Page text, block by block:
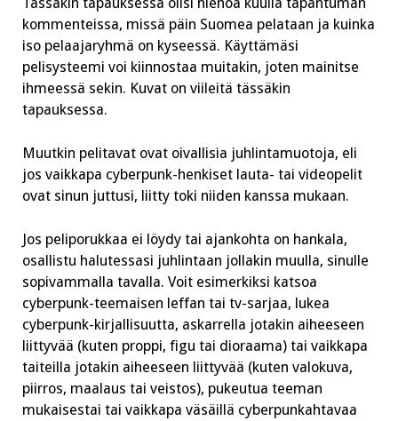
kommenteissa, missä päin Suomea pelataan ja kuinka
iso pelaajaryhmä on kyseessä. Käyttämäsi
pelisysteemi voi kiinnostaa muitakin, joten mainitse
ihmeessä sekin. Kuvat on viileitä tässäkin
tapauksessa.
Muutkin pelitavat ovat oivallisia juhlintamuotoja, eli
jos vaikkapa cyberpunk-henkiset lauta- tai videopelit
ovat sinun juttusi, liitty toki niiden kanssa mukaan.
Jos peliporukkaa ei löydy tai ajankohta on hankala,
osallistu halutessasi juhlintaan jollakin muulla, sinulle
sopivammalla tavalla. Voit esimerkiksi katsoa
cyberpunk-teemaisen leffan tai tv-sarjaa, lukea
cyberpunk-kirjallisuutta, askarrella jotakin aiheeseen
liittyvää (kuten proppi, figu tai dioraama) tai vaikkapa
taiteilla jotakin aiheeseen liittyvää (kuten valokuva,
piirros, maalaus tai veistos), pukeutua teeman
mukaisestai tai vaikkapa väsäillä cyberpunkahtavaa